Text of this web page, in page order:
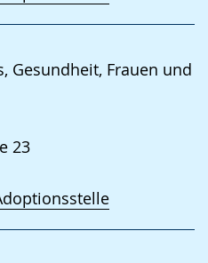
Gesundheit, Frauen und
23